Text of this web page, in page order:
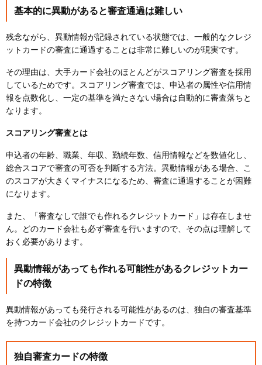
基本的に異動があると審査通過は難しい
残念ながら、異動情報が記録されている状態では、一般的なクレジ
ットカードの審査に通過することは非常に難しいのが現実です。
その理由は、大手カード会社のほとんどがスコアリング審査を採用
しているためです。スコアリング審査では、申込者の属性や信用情
報を点数化し、一定の基準を満たさない場合は自動的に審査落ちと
なります。
スコアリング審査とは
申込者の年齢、職業、年収、勤続年数、信用情報などを数値化し、
総合スコアで審査の可否を判断する方法。異動情報がある場合、こ
のスコアが大きくマイナスになるため、審査に通過することが困難
になります。
また、「審査なしで誰でも作れるクレジットカード」は存在しませ
ん。どのカード会社も必ず審査を行いますので、その点は理解して
おく必要があります。
異動情報があっても作れる可能性があるクレジットカー
ドの特徴
異動情報があっても発行される可能性があるのは、独自の審査基準
を持つカード会社のクレジットカードです。
独自審査カードの特徴